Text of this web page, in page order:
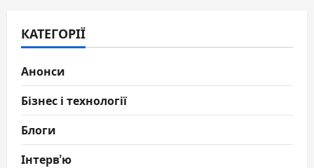
КАТЕГОРІЇ
Анонси
Бізнес і технології
Блоги
Інтерв'ю